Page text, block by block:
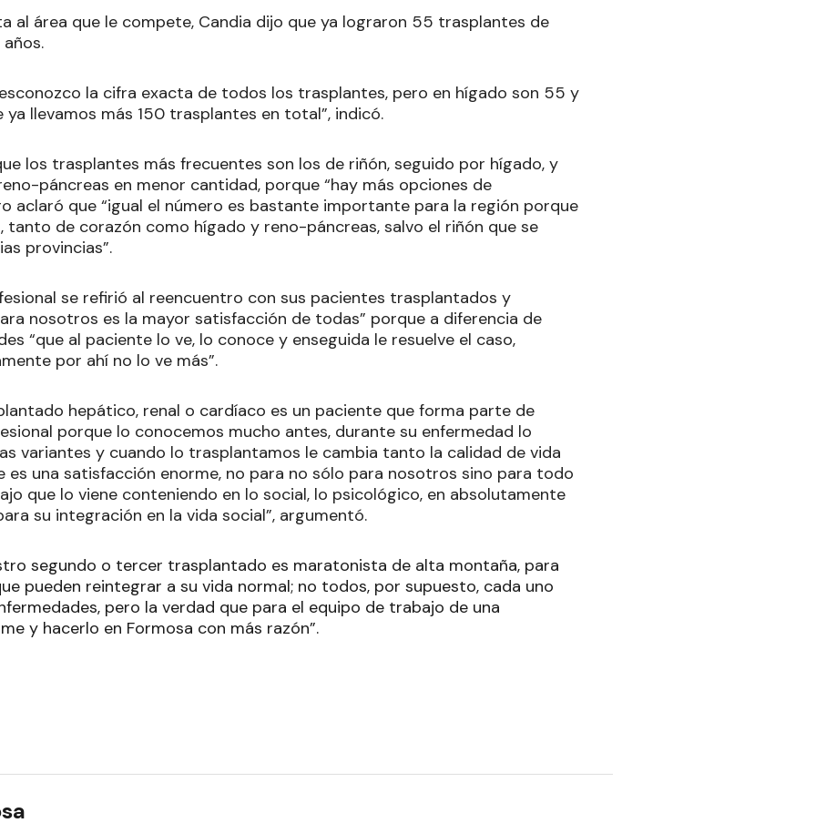
al área que le compete, Candia dijo que ya lograron 55 trasplantes de
la cifra exacta de todos los trasplantes, pero en hígado son 55 y
ya llevamos más 150 trasplantes en total”, indicó.
los trasplantes más frecuentes son los de riñón, seguido por hígado, y
páncreas en menor cantidad, porque “hay más opciones de
aclaró que “igual el número es bastante importante para la región porque
tanto de corazón como hígado y reno-páncreas, salvo el riñón que se
provincias”.
se refirió al reencuentro con sus pacientes trasplantados y
nosotros es la mayor satisfacción de todas” porque a diferencia de
“que al paciente lo ve, lo conoce y enseguida le resuelve el caso,
por ahí no lo ve más”.
hepático, renal o cardíaco es un paciente que forma parte de
porque lo conocemos mucho antes, durante su enfermedad lo
variantes y cuando lo trasplantamos le cambia tanto la calidad de vida
es una satisfacción enorme, no para no sólo para nosotros sino para todo
que lo viene conteniendo en lo social, lo psicológico, en absolutamente
su integración en la vida social”, argumentó.
segundo o tercer trasplantado es maratonista de alta montaña, para
pueden reintegrar a su vida normal; no todos, por supuesto, cada uno
pero la verdad que para el equipo de trabajo de una
y hacerlo en Formosa con más razón”.